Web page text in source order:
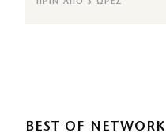
ΠΡΙΝ ΑΠΌ 3 ΏΡΕΣ
BEST OF NETWORK